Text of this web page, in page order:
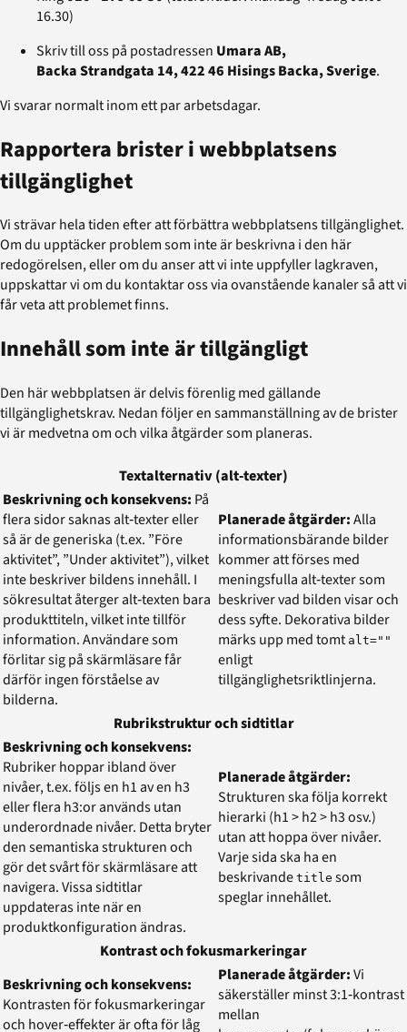
16.30)
Skriv till oss på postadressen Umara AB,
Backa Strandgata 14, 422 46 Hisings Backa, Sverige.
Vi svarar normalt inom ett par arbetsdagar.
Rapportera brister i webbplatsens
tillgänglighet
Vi strävar hela tiden efter att förbättra webbplatsens tillgänglighet.
Om du upptäcker problem som inte är beskrivna i den här
redogörelsen, eller om du anser att vi inte uppfyller lagkraven,
uppskattar vi om du kontaktar oss via ovanstående kanaler så att vi
får veta att problemet finns.
Innehåll som inte är tillgängligt
Den här webbplatsen är delvis förenlig med gällande
tillgänglighetskrav. Nedan följer en sammanställning av de brister
vi är medvetna om och vilka åtgärder som planeras.
Textalternativ (alt‑texter)
Beskrivning och konsekvens: På
flera sidor saknas alt‑texter eller
så är de generiska (t.ex. ”Före
aktivitet”, ”Under aktivitet”), vilket
inte beskriver bildens innehåll. I
sökresultat återger alt‑texten bara
produkttiteln, vilket inte tillför
information. Användare som
förlitar sig på skärmläsare får
därför ingen förståelse av
bilderna.
Planerade åtgärder:Alla
informationsbärande bilder
kommer att förses med
meningsfulla alt‑texter som
beskriver vad bilden visar och
dess syfte. Dekorativa bilder
märks upp med tomt alt=""
enligt
tillgänglighetsriktlinjerna.
Rubrikstruktur och sidtitlar
Beskrivning och konsekvens:
Rubriker hoppar ibland över
nivåer, t.ex. följs en h1 av en h3
eller flera h3:or används utan
underordnade nivåer. Detta bryter
den semantiska strukturen och
gör det svårt för skärmläsare att
navigera. Vissa sidtitlar
uppdateras inte när en
produktkonfiguration ändras.
Planerade åtgärder:
Strukturen ska följa korrekt
hierarki (h1 > h2 > h3 osv.)
utan att hoppa över nivåer.
Varje sida ska ha en
beskrivande title som
speglar innehållet.
Kontrast och fokusmarkeringar
Beskrivning och konsekvens:
Kontrasten för fokusmarkeringar
och hover‑effekter är ofta för låg
Planerade åtgärder:Vi
säkerställer minst 3:1‑kontrast
mellan